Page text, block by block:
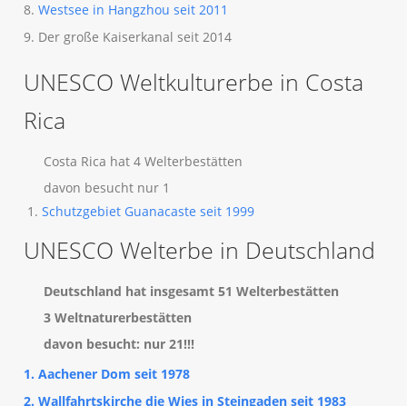
8.Westsee in Hangzhou seit 2011
9. Der große Kaiserkanal seit 2014
UNESCO Weltkulturerbe in Costa
Rica
Costa Rica hat 4 Welterbestätten
davon besucht nur 1
Schutzgebiet Guanacaste seit 1999
UNESCO Welterbe in Deutschland
Deutschland hat insgesamt 51 Welterbestätten
3 Weltnaturerbestätten
davon besucht: nur 21!!!
1. Aachener Dom seit 1978
2. Wallfahrtskirche die Wies in Steingaden seit 1983